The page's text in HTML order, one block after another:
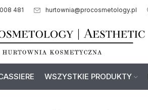
481 hurtownia@procosmetology.pl
WSZYSTKIE PRODUKTY